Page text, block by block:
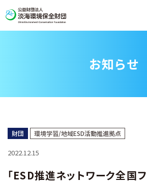
滋賀県地球温暖化防止活動推進センター
お知らせ
財団 環境学習/地域ESD活動推進拠点
2022.12.15
「ESD推進ネットワーク全国